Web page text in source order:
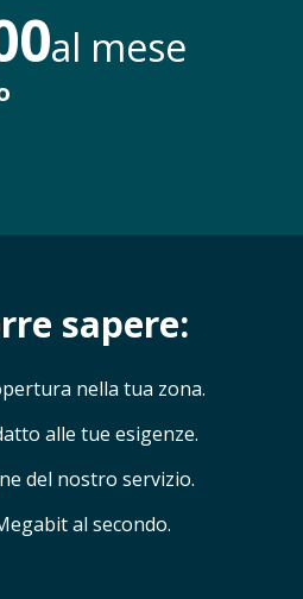
al mese
sapere:
nella tua zona.
alle tue esigenze.
del nostro servizio.
al secondo.